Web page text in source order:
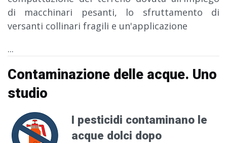
di macchinari pesanti, lo sfruttamento di
versanti collinari fragili e un'applicazione
...
Contaminazione delle acque. Uno
studio
I pesticidi contaminano le
acque dolci dopo